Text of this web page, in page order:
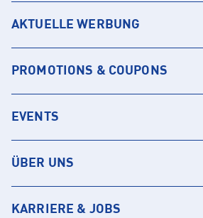
AKTUELLE WERBUNG
PROMOTIONS & COUPONS
EVENTS
ÜBER UNS
KARRIERE & JOBS